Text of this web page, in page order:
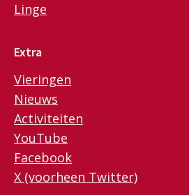
Linge
Extra
Vieringen
Nieuws
Activiteiten
YouTube
Facebook
X (voorheen Twitter)